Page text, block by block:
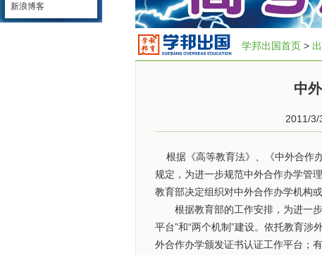
学邦出国首页 >
中
2011/
根据《高等教育法》、《中外合作
规定，为进一步规范中外合作办学管
教育部决定组织对中外合作办学机构或
根据教育部的工作安排，为进一步
平台”和“两个机制”建设。依托教育
外合作办学颁发证书认证工作平台；
新浪博客